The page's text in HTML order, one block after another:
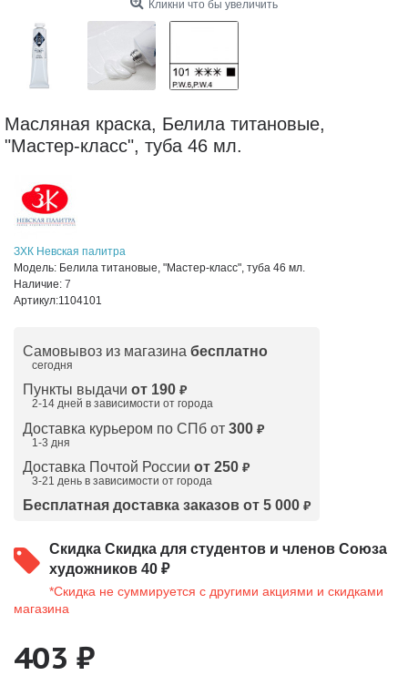
Кликни что бы увеличить
Масляная краска, Белила титановые,
"Мастер-класс", туба 46 мл.
ЗХК Невская палитра
Модель: Белила титановые, "Мастер-класс", туба 46 мл.
Наличие: 7
Артикул:1104101
Самовывоз из магазина бесплатно
сегодня
Пункты выдачи от 190 ₽
2-14 дней в зависимости от города
Доставка курьером по СПб от 300 ₽
1-3 дня
Доставка Почтой России от 250 ₽
3-21 день в зависимости от города
Бесплатная доставка заказов от 5 000 ₽
Скидка Скидка для студентов и членов Союза
художников 40 ₽
*Скидка не суммируется с другими акциями и скидками
магазина
403 ₽